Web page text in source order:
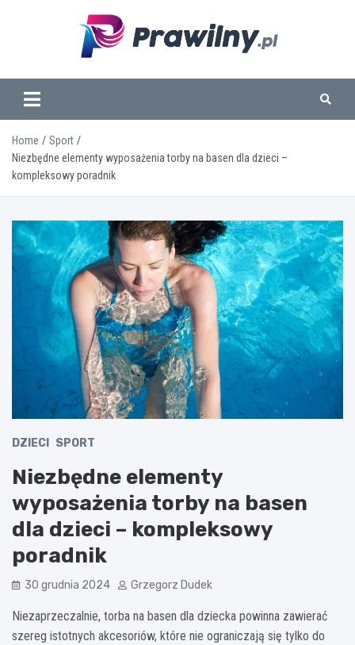
www.prawilny.pl
Home
Sport
Niezbędne elementy wyposażenia torby na basen dla dzieci –
kompleksowy poradnik
DZIECI SPORT
Niezbędne elementy
wyposażenia torby na basen
dla dzieci – kompleksowy
poradnik
30 grudnia 2024 Grzegorz Dudek
Niezaprzeczalnie, torba na basen dla dziecka powinna zawierać
szereg istotnych akcesoriów, które nie ograniczają się tylko do